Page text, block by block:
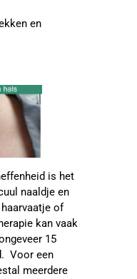
en
is het
naaldje en
of
kan vaak
15
Voor een
meerdere